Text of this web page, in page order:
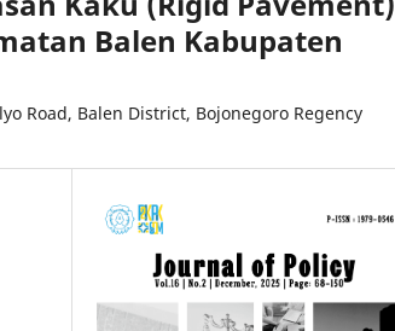
Balen Kabupaten
Road, Balen District, Bojonegoro Regency